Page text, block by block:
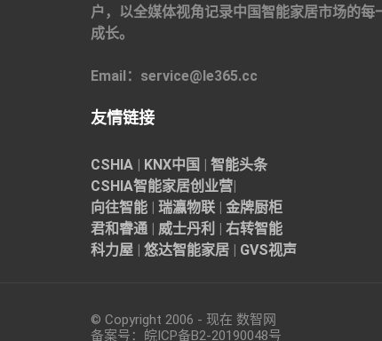
户，以全媒体视角记录中国智能家居市场的每
成长。
Email：service@le365.cc
友情链接
CSHIA | KNX中国 | 智能头条
CSHIA智能家居创业营|
向往智能 | 瑞瀛物联 | 金牌厨柜
君和睿通 | 威士丹利 | 右转智能
科力屋 | 悠达智能家居 | GVS视声
© Copyright 2006 - 现在 数智网
备案号： 皖ICP备B2-20190048号